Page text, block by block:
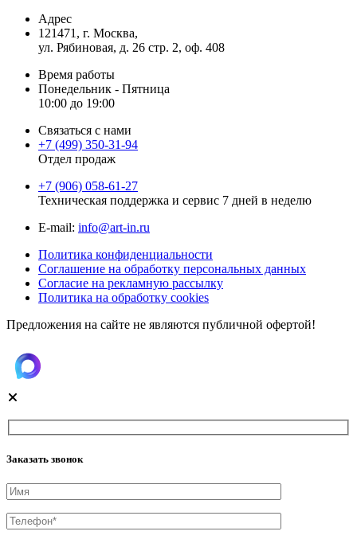
Адрес
121471, г. Москва,
ул. Рябиновая, д. 26 стр. 2, оф. 408
Время работы
Понедельник - Пятница
10:00 до 19:00
Связаться с нами
+7 (499) 350-31-94
Отдел продаж
+7 (906) 058-61-27
Техническая поддержка и сервис 7 дней в неделю
Е-mail: info@art-in.ru
Политика конфиденциальности
Соглашение на обработку персональных данных
Согласие на рекламную рассылку
Политика на обработку cookies
Предложения на сайте не являются публичной офертой!
Заказать звонок